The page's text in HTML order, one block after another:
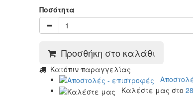
Ποσότητα
Προσθήκη στο καλάθι
Kατόπιν παραγγελίας
Καλέστε μας στο